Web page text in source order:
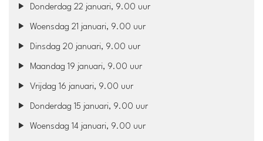
Donderdag 22 januari, 9.00 uur
Woensdag 21 januari, 9.00 uur
Dinsdag 20 januari, 9.00 uur
Maandag 19 januari, 9.00 uur
Vrijdag 16 januari, 9.00 uur
Donderdag 15 januari, 9.00 uur
Woensdag 14 januari, 9.00 uur